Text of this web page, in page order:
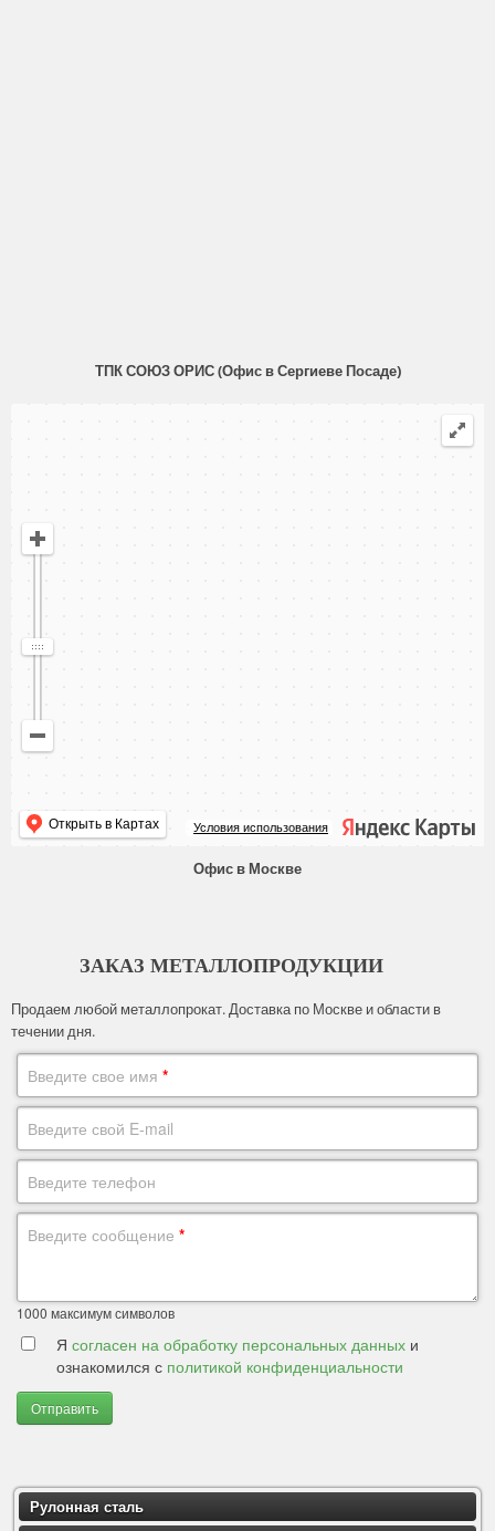
ТПК СОЮЗ ОРИС (Офис в Сергиеве Посаде)
Условия использования
Открыть в Картах
Офис в Москве
ЗАКАЗ МЕТАЛЛОПРОДУКЦИИ
Продаем любой металлопрокат. Доставка по Москве и области в
течении дня.
Введите свое имя *
Введите свой E-mail
Введите телефон
Введите сообщение *
1000 максимум символов
Я согласен на обработку персональных данных и
ознакомился с политикой конфиденциальности
Отправить
Рулонная сталь